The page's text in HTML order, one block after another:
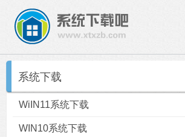
系统下载
WiIN11系统下载
WIN10系统下载